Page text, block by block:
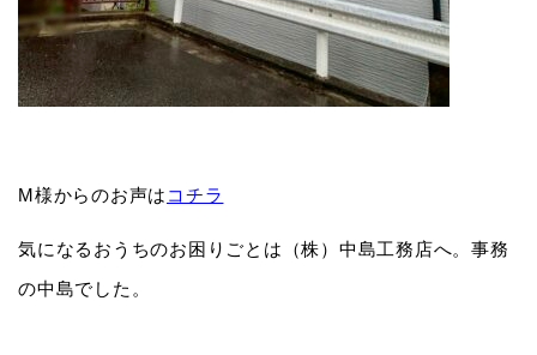
M様からのお声は コチラ
気になるおうちのお困りごとは（株）中島工務店へ。事務
の中島でした。